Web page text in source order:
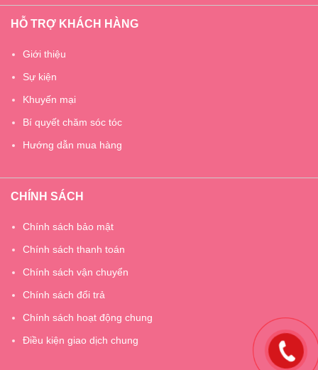
HỖ TRỢ KHÁCH HÀNG
Giới thiệu
Sự kiện
Khuyến mại
Bí quyết chăm sóc tóc
Hướng dẫn mua hàng
CHÍNH SÁCH
Chính sách bảo mật
Chính sách thanh toán
Chính sách vận chuyển
Chính sách đổi trả
Chính sách hoạt động chung
Điều kiện giao dịch chung